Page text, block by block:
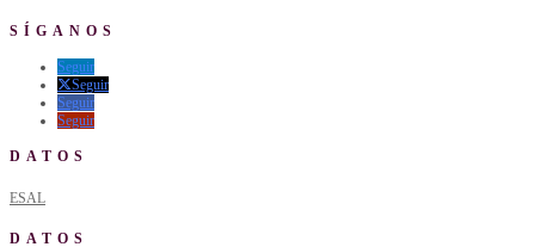
SÍGANOS
Seguir
Seguir
Seguir
Seguir
DATOS
ESAL
DATOS